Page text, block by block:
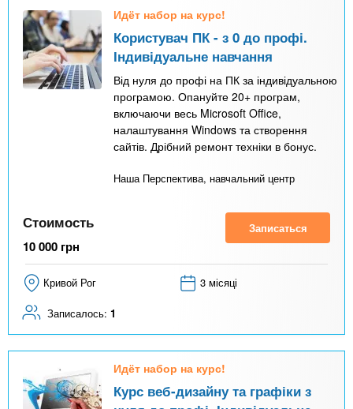
Идёт набор на курс!
Користувач ПК - з 0 до профі.
Індивідуальне навчання
Від нуля до профі на ПК за індивідуальною
програмою. Опануйте 20+ програм,
включаючи весь Microsoft Office,
налаштування Windows та створення
сайтів. Дрібний ремонт техніки в бонус.
Наша Перспектива, навчальний центр
Стоимость
10 000 грн
Записаться
Кривой Рог 3 місяці
Записалось: 1
Идёт набор на курс!
Курс веб-дизайну та графіки з